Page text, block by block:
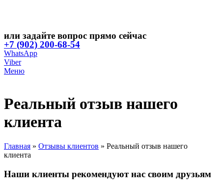
или задайте вопрос прямо сейчас
+7 (902) 200-68-54
WhatsApp
Viber
Меню
Реальный отзыв нашего
клиента
Главная » Отзывы клиентов » Реальный отзыв нашего
клиента
Наши клиенты рекомендуют нас своим друзьям